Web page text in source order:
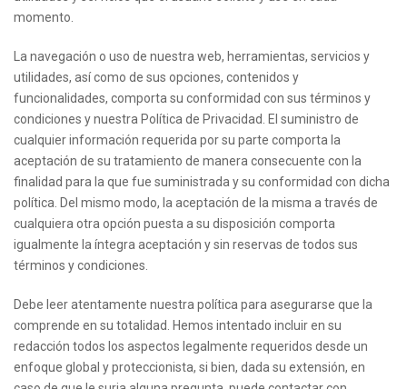
momento.
La navegación o uso de nuestra web, herramientas, servicios y
utilidades, así como de sus opciones, contenidos y
funcionalidades, comporta su conformidad con sus términos y
condiciones y nuestra Política de Privacidad. El suministro de
cualquier información requerida por su parte comporta la
aceptación de su tratamiento de manera consecuente con la
finalidad para la que fue suministrada y su conformidad con dicha
política. Del mismo modo, la aceptación de la misma a través de
cualquiera otra opción puesta a su disposición comporta
igualmente la íntegra aceptación y sin reservas de todos sus
términos y condiciones.
Debe leer atentamente nuestra política para asegurarse que la
comprende en su totalidad. Hemos intentado incluir en su
redacción todos los aspectos legalmente requeridos desde un
enfoque global y proteccionista, si bien, dada su extensión, en